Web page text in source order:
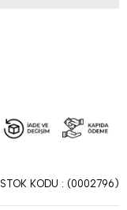
STOK KODU (0002796)